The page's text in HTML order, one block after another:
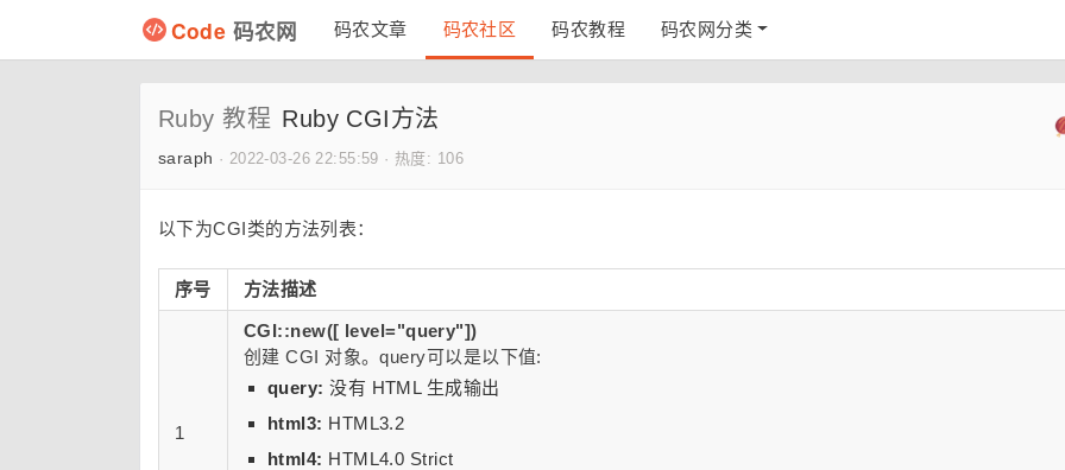
Code 码农网 码农文章 码农社区 码农教程 码农网分类
Ruby 教程 Ruby CGI方法
saraph · 2022-03-26 22:55:59 · 热度: 106
以下为CGI类的方法列表：
序号 方法描述
1
CGI::new([ level="query"])
创建 CGI 对象。query可以是以下值:
query: 没有 HTML 生成输出
html3: HTML3.2
html4: HTML4.0 Strict